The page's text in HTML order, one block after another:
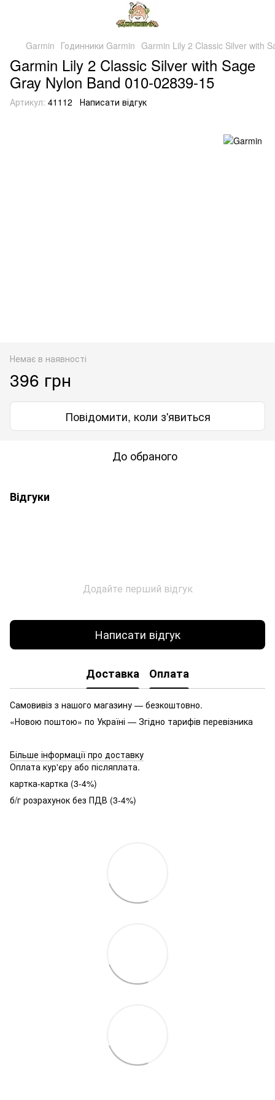
Garmin Годинники Garmin Garmin Lily 2 Classic Silver with
Garmin Lily 2 Classic Silver with Sage
Gray Nylon Band 010-02839-15
Артикул: 41112 Написати відгук
Немає в наявності
396 грн
Повідомити, коли з'явиться
До обраного
Відгуки
Додайте перший відгук
Написати відгук
Доставка Оплата
Самовивіз з нашого магазину — безкоштовно.
«Новою поштою» по Україні — Згідно тарифів перевізника
Більше інформації про доставку
Оплата кур'єру або післяплата.
картка-картка (3-4%)
б/г розрахунок без ПДВ (3-4%)